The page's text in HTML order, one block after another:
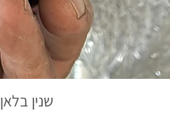
שנין בלאן 2025 Chenin Blanc